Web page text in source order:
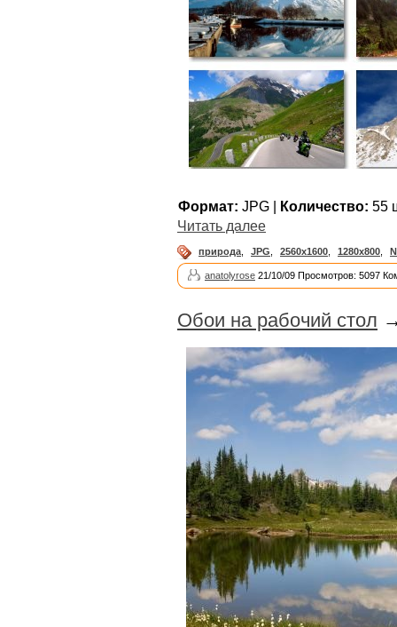
Формат: JPG | Количество: 55
Читать далее
природа JPG 2560x1600 1280x800
anatolyrose 21/10/09 Просмотров: 5097
Обои на рабочий стол